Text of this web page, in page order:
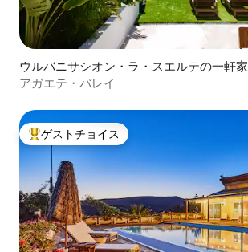
ウルバニサシオン・ラ・スエルテの一軒家
アガエテ・バレイ
大好評のゲストチョイスです。
ゲストチョイス